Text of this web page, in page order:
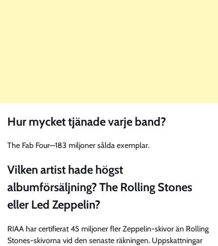
Hur mycket tjänade varje band?
The Fab Four—183 miljoner sålda exemplar.
Vilken artist hade högst
albumförsäljning? The Rolling Stones
eller Led Zeppelin?
RIAA har certifierat 45 miljoner fler Zeppelin-skivor än Rolling
Stones-skivorna vid den senaste räkningen. Uppskattningar